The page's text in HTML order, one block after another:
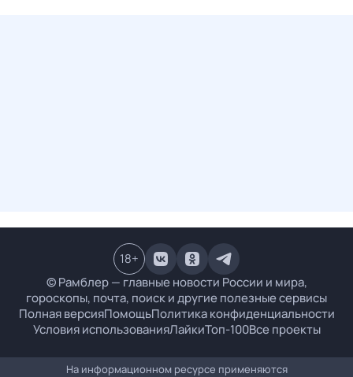
© Рамблер — главные новости России и мира,
гороскопы, почта, поиск и другие полезные сервисы
Полная версияПомощьПолитика конфиденциальности
Условия использованияЛайкиТоп-100Все проекты
18+
На информационном ресурсе применяются